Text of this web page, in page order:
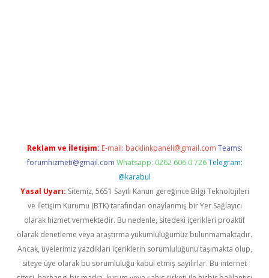
Reklam ve İletişim: E-mail: backlinkpaneli@gmail.com Teams:
forumhizmeti@gmail.com Whatsapp: 0262 606 0 726 Telegram:
@karabul
Yasal Uyarı: Sitemiz, 5651 Sayılı Kanun gereğince Bilgi Teknolojileri
ve İletişim Kurumu (BTK) tarafından onaylanmış bir Yer Sağlayıcı
olarak hizmet vermektedir. Bu nedenle, sitedeki içerikleri proaktif
olarak denetleme veya araştırma yükümlülüğümüz bulunmamaktadır.
Ancak, üyelerimiz yazdıkları içeriklerin sorumluluğunu taşımakta olup,
siteye üye olarak bu sorumluluğu kabul etmiş sayılırlar. Bu internet